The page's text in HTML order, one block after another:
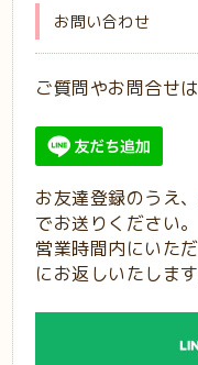
お問い合わせ
ご質問やお問合せ
お友達登録のうえ
でお送りください。
営業時間内にいた
にお返しいたします